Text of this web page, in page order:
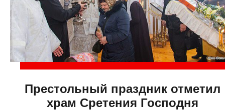
Престольный праздник отметил
храм Сретения Господня